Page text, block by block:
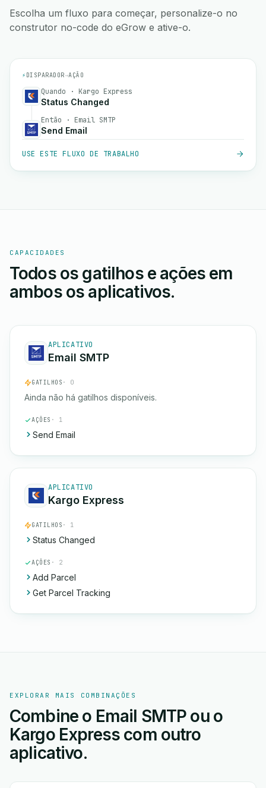
Escolha um fluxo para começar, personalize-o no
construtor no-code do eGrow e ative-o.
⚡ DISPARADOR→AÇÃO
Quando · Kargo Express
Status Changed
Então · Email SMTP
Send Email
USE ESTE FLUXO DE TRABALHO
CAPACIDADES
Todos os gatilhos e ações em
ambos os aplicativos.
APLICATIVO
Email SMTP
GATILHOS · 0
Ainda não há gatilhos disponíveis.
AÇÕES · 1
Send Email
APLICATIVO
Kargo Express
GATILHOS · 1
Status Changed
AÇÕES · 2
Add Parcel
Get Parcel Tracking
EXPLORAR MAIS COMBINAÇÕES
Combine o Email SMTP ou o
Kargo Express com outro
aplicativo.